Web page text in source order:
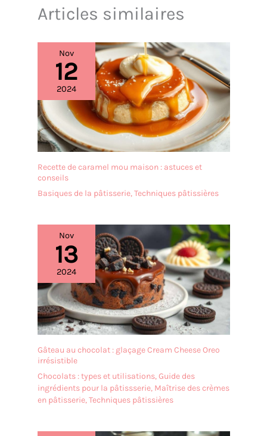
Articles similaires
Nov
12
2024
Recette de caramel mou maison : astuces et
conseils
Basiques de la pâtisserie,Techniques pâtissières
Nov
13
2024
Gâteau au chocolat : glaçage Cream Cheese Oreo
irrésistible
Chocolats : types et utilisations,Guide des
ingrédients pour la pâtissserie, Maîtrise des crèmes
en pâtisserie,Techniques pâtissières